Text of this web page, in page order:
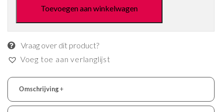
Toevoegen aan winkelwagen
Vraag over dit product?
Voeg toe aan verlanglijst
Omschrijving+